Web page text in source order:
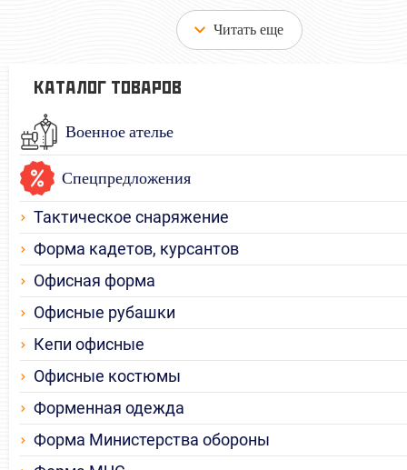
Читать еще
КАТАЛОГ ТОВАРОВ
Военное ателье
Спецпредложения
Тактическое снаряжение
Форма кадетов, курсантов
Офисная форма
Офисные рубашки
Кепи офисные
Офисные костюмы
Форменная одежда
Форма Министерства обороны